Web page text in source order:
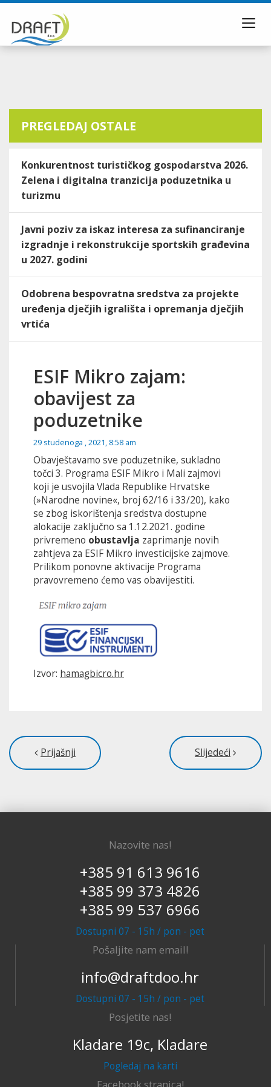
PREGLEDAJ OSTALE
Konkurentnost turističkog gospodarstva 2026.
Zelena i digitalna tranzicija poduzetnika u
turizmu
Javni poziv za iskaz interesa za sufinanciranje
izgradnje i rekonstrukcije sportskih građevina
u 2027. godini
Odobrena bespovratna sredstva za projekte
uređenja dječjih igrališta i opremanja dječjih
vrtića
ESIF Mikro zajam:
obavijest za
poduzetnike
29 studenoga , 2021, 8:58 am
Obavještavamo sve poduzetnike, sukladno
točci 3. Programa ESIF Mikro i Mali zajmovi
koji je usvojila Vlada Republike Hrvatske
(»Narodne novine«, broj 62/16 i 33/20), kako
se zbog iskorištenja sredstva dostupne
alokacije zaključno sa 1.12.2021. godine
privremeno obustavlja zaprimanje novih
zahtjeva za ESIF Mikro investicijske zajmove.
Prilikom ponovne aktivacije Programa
pravovremeno ćemo vas obavijestiti.
Izvor: hamagbicro.hr
Prijašnji Slijedeći
Nazovite nas!
+385 91 613 9616
+385 99 373 4826
+385 99 537 6966
Dostupni 07 - 15h / pon - pet
Pošaljite nam email!
info@draftdoo.hr
Dostupni 07 - 15h / pon - pet
Posjetite nas!
Kladare 19c, Kladare
Pogledaj na karti
Facebook stranica!